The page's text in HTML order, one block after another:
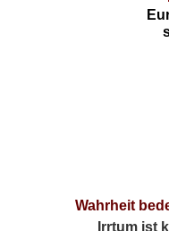
Wahrheit
Irrtum ist